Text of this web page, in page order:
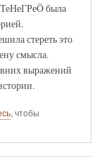
была
стереть это
смысла.
выражений
, чтобы